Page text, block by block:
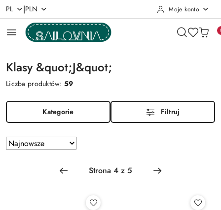
Przejdź do treści głównej
Przejdź do wyszukiwarki
Przejdź do moje konto
Przejdź do menu głównego
Przejdź do stopki
PL |PLN Moje konto
Klasy &quot;J&quot;
Liczba produktów:59
Kategorie Filtruj
Zastosowano
sortowanie:
Sortuj
według